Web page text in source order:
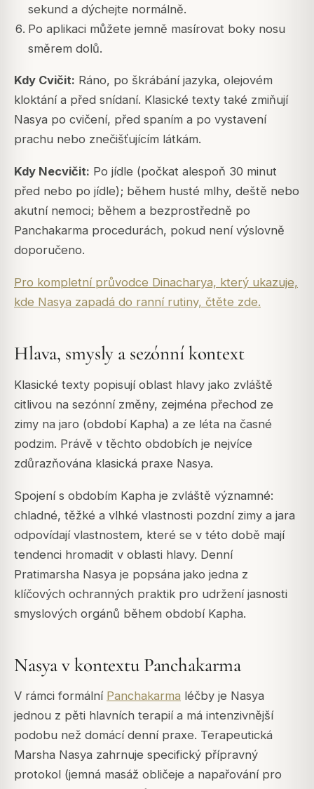
sekund a dýchejte normálně.
Po aplikaci můžete jemně masírovat boky nosu
směrem dolů.
Kdy Cvičit: Ráno, po škrábání jazyka, olejovém
kloktání a před snídaní. Klasické texty také zmiňují
Nasya po cvičení, před spaním a po vystavení
prachu nebo znečišťujícím látkám.
Kdy Necvičit: Po jídle (počkat alespoň 30 minut
před nebo po jídle); během husté mlhy, deště nebo
akutní nemoci; během a bezprostředně po
Panchakarma procedurách, pokud není výslovně
doporučeno.
Pro kompletní průvodce Dinacharya, který ukazuje,
kde Nasya zapadá do ranní rutiny, čtěte zde.
Hlava, smysly a sezónní kontext
Klasické texty popisují oblast hlavy jako zvláště
citlivou na sezónní změny, zejména přechod ze
zimy na jaro (období Kapha) a ze léta na časné
podzim. Právě v těchto obdobích je nejvíce
zdůrazňována klasická praxe Nasya.
Spojení s obdobím Kapha je zvláště významné:
chladné, těžké a vlhké vlastnosti pozdní zimy a jara
odpovídají vlastnostem, které se v této době mají
tendenci hromadit v oblasti hlavy. Denní
Pratimarsha Nasya je popsána jako jedna z
klíčových ochranných praktik pro udržení jasnosti
smyslových orgánů během období Kapha.
Nasya v kontextu Panchakarma
V rámci formální Panchakarma léčby je Nasya
jednou z pěti hlavních terapií a má intenzivnější
podobu než domácí denní praxe. Terapeutická
Marsha Nasya zahrnuje specifický přípravný
protokol (jemná masáž obličeje a napařování pro